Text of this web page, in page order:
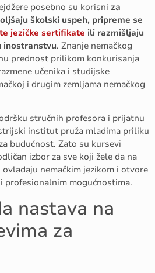
posebno su korisni za
školski uspeh, pripreme se
jezičke sertifikate ili razmišljaju
inostranstvu. Znanje nemačkog
prednost prilikom konkurisanja
učenika i studijske
i drugim zemljama nemačkog
stručnih profesora i prijatnu
institut pruža mladima priliku
budućnost. Zato su kursevi
izbor za sve koji žele da na
nemačkim jezikom i otvore
profesionalnim mogućnostima.
nastava na
za